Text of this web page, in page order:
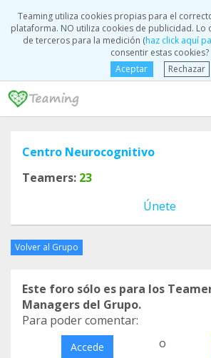
Teaming utiliza cookies propias para el
plataforma. NO utiliza cookies de publicidad. Lo
de terceros para la medición (haz click aquí
consentir estas cookies?
Aceptar
Rechazar
Centro Neurocognitivo
Teamers: 23
Únete
Volver al Grupo
Este foro sólo es para los
Managers del Grupo.
Para poder comentar:
Accede o